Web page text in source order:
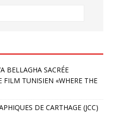
BELLAGHA SACRÉE
FILM TUNISIEN «WHERE THE
DE CARTHAGE (JCC)